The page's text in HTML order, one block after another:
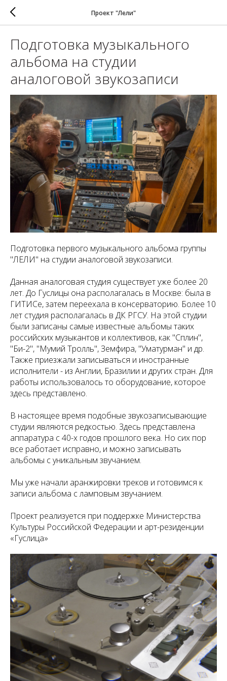
Проект "Лели"
Подготовка музыкального
альбома на студии
аналоговой звукозаписи
Подготовка первого музыкального альбома группы
"ЛЕЛИ" на студии аналоговой звукозаписи.
Данная аналоговая студия существует уже более 20
лет. До Гуслицы она располагалась в Москве: была в
ГИТИСе, затем переехала в консерваторию. Более 10
лет студия располагалась в ДК РГСУ. На этой студии
были записаны самые известные альбомы таких
российских музыкантов и коллективов, как "Сплин",
"Би-2", "Мумий Тролль", Земфира, "Уматурман" и др.
Также приезжали записываться и иностранные
исполнители - из Англии, Бразилии и других стран. Для
работы использовалось то оборудование, которое
здесь представлено.
В настоящее время подобные звукозаписывающие
студии являются редкостью. Здесь представлена
аппаратура с 40-х годов прошлого века. Но сих пор
все работает исправно, и можно записывать
альбомы с уникальным звучанием.
Мы уже начали аранжировки треков и готовимся к
записи альбома с ламповым звучанием.
Проект реализуется при поддержке Министерства
Культуры Российской Федерации и арт-резиденции
«Гуслица»